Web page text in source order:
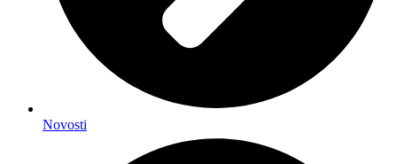
Novosti